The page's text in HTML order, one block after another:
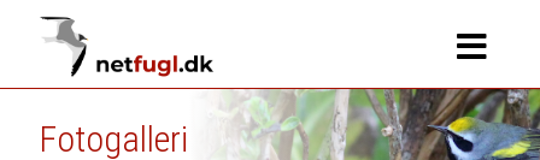
Fotogalleri